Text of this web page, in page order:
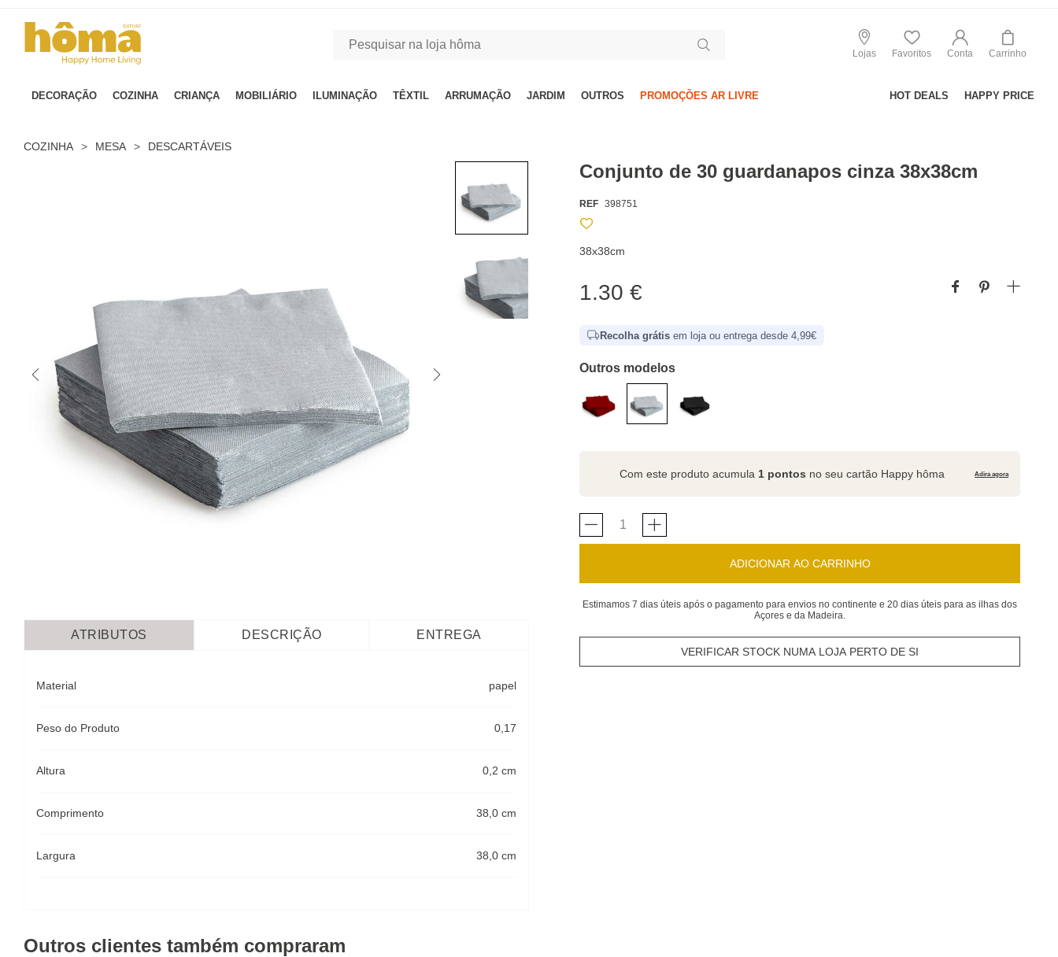
Lojas Favoritos Conta Carrinho
DECORAÇÃO COZINHA CRIANÇA MOBILIÁRIO ILUMINAÇÃO TÊXTIL ARRUMAÇÃO JARDIM OUTROS PROMOÇÕES AR LIVRE HOT DEALS HAPPY PRICE
COZINHA > MESA > DESCARTÁVEIS
Conjunto de 30 guardanapos cinza 38x38cm
REF 398751
38x38cm
1.30 €
Recolha grátis em loja ou entrega desde 4,99€
Outros modelos
Com este produto acumula 1 pontos no seu cartão Happy hôma Adira agora
ADICIONAR AO CARRINHO
Estimamos 7 dias úteis após o pagamento para envios no continente e 20 dias úteis para as ilhas dos
Açores e da Madeira.
VERIFICAR STOCK NUMA LOJA PERTO DE SI
ATRIBUTOS DESCRIÇÃO ENTREGA
Material papel
Peso do Produto 0,17
Altura 0,2 cm
Comprimento 38,0 cm
Largura 38,0 cm
Outros clientes também compraram